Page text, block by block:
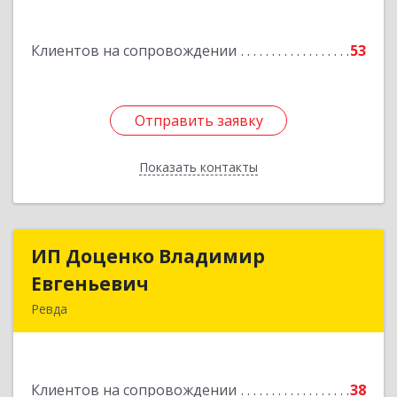
Клиентов на сопровождении 53
Отправить заявку
Показать контакты
Отправить заявку
Назад
ИП Доценко Владимир
Евгеньевич
Ревда
Клиентов на сопровождении
38
ИП Доценко Владимир
Подробнее